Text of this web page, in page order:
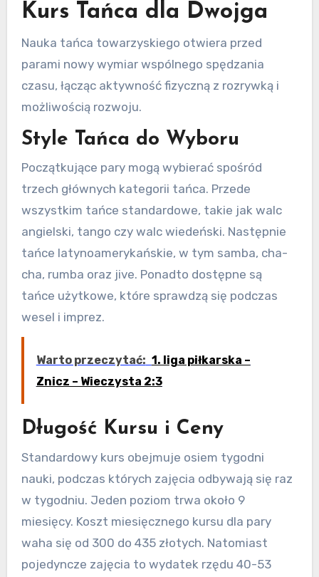
Kurs Tańca dla Dwojga
Nauka tańca towarzyskiego otwiera przed
parami nowy wymiar wspólnego spędzania
czasu, łącząc aktywność fizyczną z rozrywką i
możliwością rozwoju.
Style Tańca do Wyboru
Początkujące pary mogą wybierać spośród
trzech głównych kategorii tańca. Przede
wszystkim tańce standardowe, takie jak walc
angielski, tango czy walc wiedeński. Następnie
tańce latynoamerykańskie, w tym samba, cha-
cha, rumba oraz jive. Ponadto dostępne są
tańce użytkowe, które sprawdzą się podczas
wesel i imprez.
Warto przeczytać: 1. liga piłkarska –
Znicz – Wieczysta 2:3
Długość Kursu i Ceny
Standardowy kurs obejmuje osiem tygodni
nauki, podczas których zajęcia odbywają się raz
w tygodniu. Jeden poziom trwa około 9
miesięcy. Koszt miesięcznego kursu dla pary
waha się od 300 do 435 złotych. Natomiast
pojedyncze zajęcia to wydatek rzędu 40-53